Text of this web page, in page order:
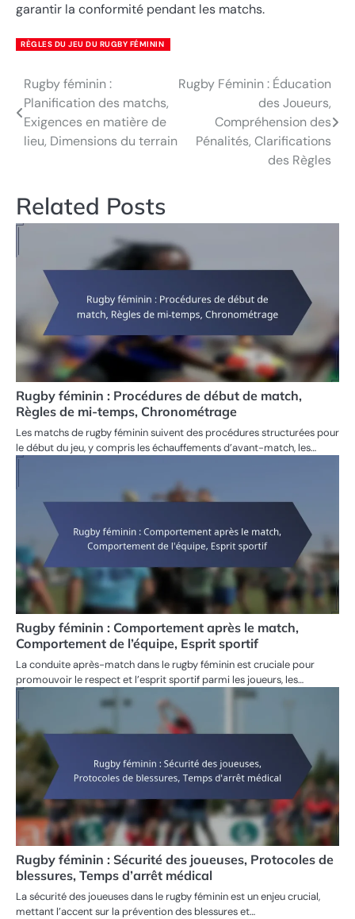
garantir la conformité pendant les matchs.
RÈGLES DU JEU DU RUGBY FÉMININ
Post
navigation
Rugby féminin :
Planification des matchs,
Exigences en matière de
lieu, Dimensions du terrain
Rugby Féminin : Éducation
des Joueurs,
Compréhension des
Pénalités, Clarifications
des Règles
Related Posts
Rugby féminin : Procédures de début de match,
Règles de mi-temps, Chronométrage
Les matchs de rugby féminin suivent des procédures structurées pour
le début du jeu, y compris les échauffements d’avant-match, les…
Rugby féminin : Comportement après le match,
Comportement de l’équipe, Esprit sportif
La conduite après-match dans le rugby féminin est cruciale pour
promouvoir le respect et l’esprit sportif parmi les joueurs, les…
Rugby féminin : Sécurité des joueuses, Protocoles de
blessures, Temps d’arrêt médical
La sécurité des joueuses dans le rugby féminin est un enjeu crucial,
mettant l’accent sur la prévention des blessures et…